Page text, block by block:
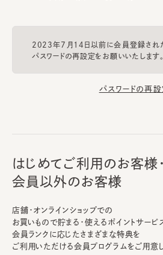
2023年7月14日以前に会員登録され
パスワードの再設定をお願いいたします。
パスワードの再設
はじめてご利用のお客様・
会員以外のお客様
店舗・オンラインショップでの
お買いもので貯まる・使えるポイントサービス
会員ランクに応じたさまざまな特典を
ご利用いただける会員プログラムをご用意